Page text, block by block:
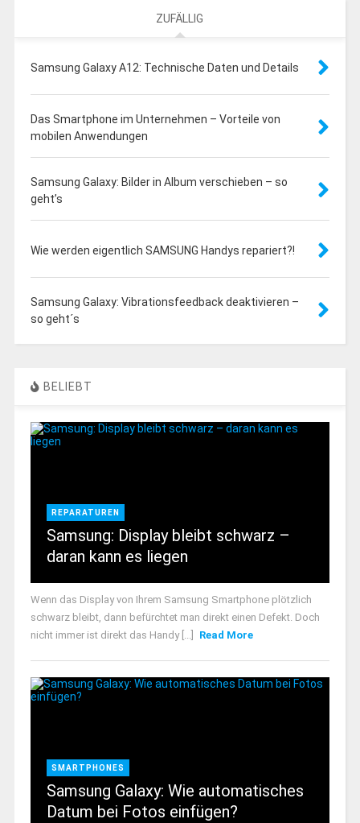
ZUFÄLLIG
Samsung Galaxy A12: Technische Daten und Details
Das Smartphone im Unternehmen – Vorteile von
mobilen Anwendungen
Samsung Galaxy: Bilder in Album verschieben – so
geht’s
Wie werden eigentlich SAMSUNG Handys repariert?!
Samsung Galaxy: Vibrationsfeedback deaktivieren –
so geht´s
BELIEBT
REPARATUREN
Samsung: Display bleibt schwarz –
daran kann es liegen
Wenn das Display von Ihrem Samsung Smartphone plötzlich
schwarz bleibt, dann befürchtet man direkt einen Defekt. Doch
nicht immer ist direkt das Handy [...]
Read More
SMARTPHONES
Samsung Galaxy: Wie automatisches
Datum bei Fotos einfügen?